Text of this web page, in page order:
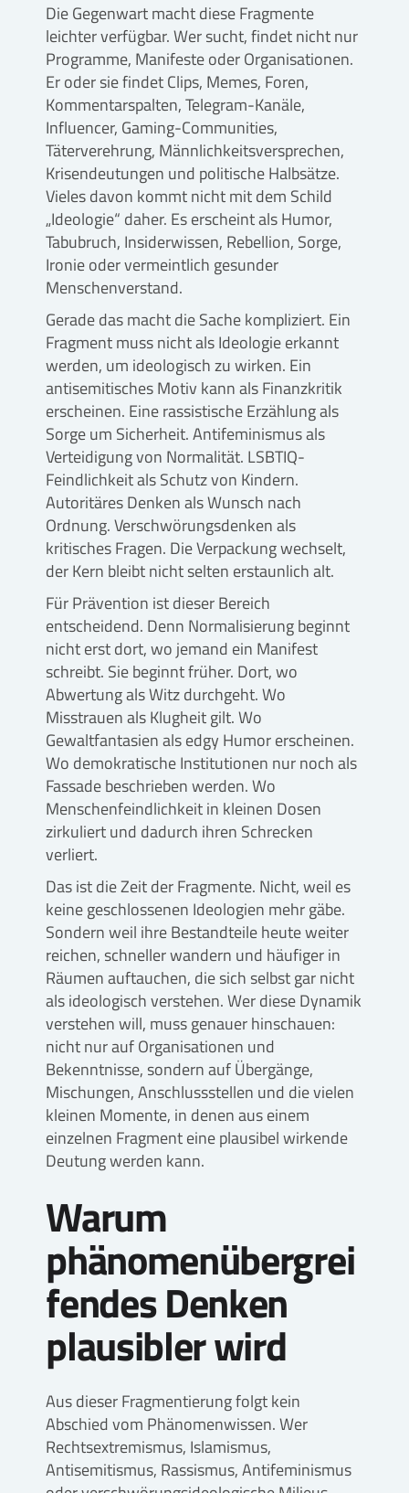
Die Gegenwart macht diese Fragmente
leichter verfügbar. Wer sucht, findet nicht nur
Programme, Manifeste oder Organisationen.
Er oder sie findet Clips, Memes, Foren,
Kommentarspalten, Telegram-Kanäle,
Influencer, Gaming-Communities,
Täterverehrung, Männlichkeitsversprechen,
Krisendeutungen und politische Halbsätze.
Vieles davon kommt nicht mit dem Schild
„Ideologie“ daher. Es erscheint als Humor,
Tabubruch, Insiderwissen, Rebellion, Sorge,
Ironie oder vermeintlich gesunder
Menschenverstand.
Gerade das macht die Sache kompliziert. Ein
Fragment muss nicht als Ideologie erkannt
werden, um ideologisch zu wirken. Ein
antisemitisches Motiv kann als Finanzkritik
erscheinen. Eine rassistische Erzählung als
Sorge um Sicherheit. Antifeminismus als
Verteidigung von Normalität. LSBTIQ-
Feindlichkeit als Schutz von Kindern.
Autoritäres Denken als Wunsch nach
Ordnung. Verschwörungsdenken als
kritisches Fragen. Die Verpackung wechselt,
der Kern bleibt nicht selten erstaunlich alt.
Für Prävention ist dieser Bereich
entscheidend. Denn Normalisierung beginnt
nicht erst dort, wo jemand ein Manifest
schreibt. Sie beginnt früher. Dort, wo
Abwertung als Witz durchgeht. Wo
Misstrauen als Klugheit gilt. Wo
Gewaltfantasien als edgy Humor erscheinen.
Wo demokratische Institutionen nur noch als
Fassade beschrieben werden. Wo
Menschenfeindlichkeit in kleinen Dosen
zirkuliert und dadurch ihren Schrecken
verliert.
Das ist die Zeit der Fragmente. Nicht, weil es
keine geschlossenen Ideologien mehr gäbe.
Sondern weil ihre Bestandteile heute weiter
reichen, schneller wandern und häufiger in
Räumen auftauchen, die sich selbst gar nicht
als ideologisch verstehen. Wer diese Dynamik
verstehen will, muss genauer hinschauen:
nicht nur auf Organisationen und
Bekenntnisse, sondern auf Übergänge,
Mischungen, Anschlussstellen und die vielen
kleinen Momente, in denen aus einem
einzelnen Fragment eine plausibel wirkende
Deutung werden kann.
Warum
phänomenübergrei
fendes Denken
plausibler wird
Aus dieser Fragmentierung folgt kein
Abschied vom Phänomenwissen. Wer
Rechtsextremismus, Islamismus,
Antisemitismus, Rassismus, Antifeminismus